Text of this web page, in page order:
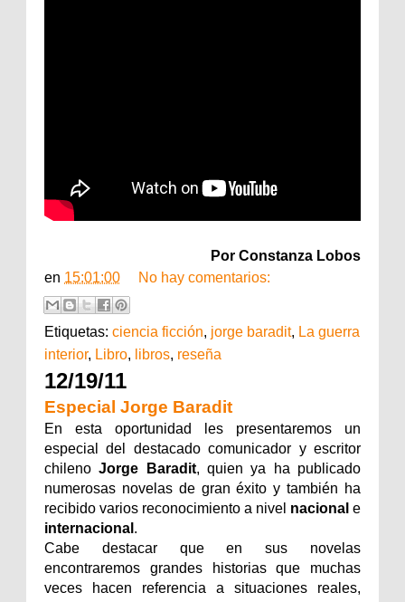
Por Constanza Lobos
en 15:01:00 No hay comentarios:
Etiquetas: ciencia ficción, jorge baradit, La guerra
interior, Libro, libros, reseña
12/19/11
Especial Jorge Baradit
En esta oportunidad les presentaremos un
especial del destacado comunicador y escritor
chilenoJorge Baradit, quien ya ha publicado
numerosas novelas de gran éxito y también ha
recibido varios reconocimiento a nivel nacional e
internacional .
Cabe destacar que en sus novelas
encontraremos grandes historias que muchas
veces hacen referencia a situaciones reales,